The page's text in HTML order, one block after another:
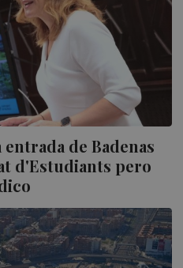
de Badenas
d'Estudiants pero